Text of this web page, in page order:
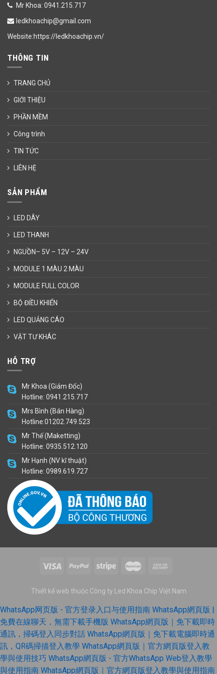
Mr Khoa: 0941.215.717
ledkhoachip@gmail.com
Website:https://ledkhoachip.vn/
THÔNG TIN
TRANG CHỦ
GIỚI THIỆU
PHẦN MỀM
Công trình
TIN TỨC
LIÊN HỆ
SẢN PHẨM
LED DÂY
LED THANH
NGUỒN– 5V – 12V – 24V
MODULE 1 MÀU 2 MÀU
MODULE FULL COLOR
BỘ ĐIỀU KHIỂN
LED QUẢNG CÁO
VẬT TƯ KHÁC
HỖ TRỢ
Mr Khoa (Giám Đốc)
Hotline: 0941.215.717
Mrs Bình (Bán Hàng)
Hotline:01202.749.523
Mr Thế (Maketting)
Hotline: 0935.512.120
Mr Hạnh (NV kĩ thuật)
Hotline: 0989.619.727
Thiết kế web thuộc Công ty Led Khoa Chip Việt Nam
WhatsApp网页版 - 官方登录入口与使用指南 WhatsApp網頁版 |
免費在線聊天，無需下載手機版 WhatsApp網頁版｜免下載即時
通訊，掃碼登入同步對話 WhatsApp網頁版｜免下載電腦即時通
訊，QR碼掃描登入教學 WhatsApp網頁版｜官方網頁版登入教
學與使用技巧 WhatsApp網頁版 - 官方WhatsApp Web登入教學
與使用指南 WhatsApp網頁版｜官方網頁版登入教學與使用指南